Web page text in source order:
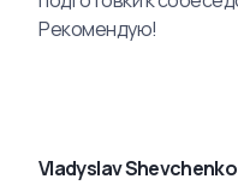
Рекомендую!
Vladyslav Shevchenko